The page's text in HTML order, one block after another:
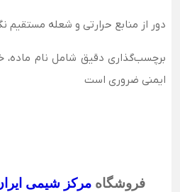
دور از منابع حرارتی و شعله مستقیم
برچسب‌گذاری دقیق شامل نام ماده،
ایمنی ضروری است
فروشگاهمرکز شیمی